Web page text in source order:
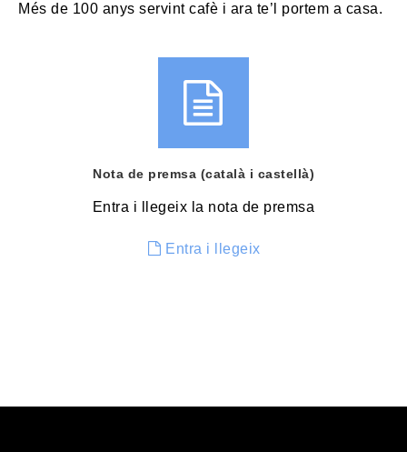
Més de 100 anys servint cafè i ara te’l portem a casa.
Nota de premsa (català i castellà)
Entra i llegeix la nota de premsa
Entra i llegeix